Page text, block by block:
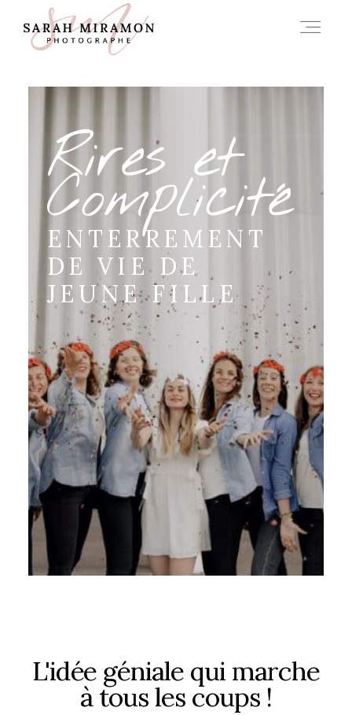
Rires et
Complicité
ENTERREMENT
DE VIE DE
JEUNE FILLE
L'idée géniale qui marche
à tous les coups !
INFOS
HISTOIRES
CONTACT